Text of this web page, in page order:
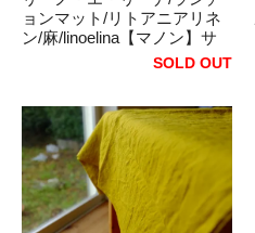
ョンマット/リトアニアリネ
ン/麻/linoelina【マノン】サ
SOLD OUT